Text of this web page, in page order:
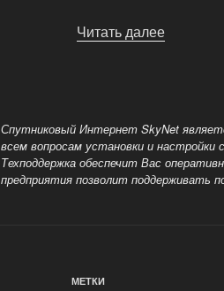
Читать далее
Спутниковый Интернет SkyNet
всем вопросам установки и
Техподдержка обеспечит Вас
предприятия позволит поддерживать
МЕТКИ